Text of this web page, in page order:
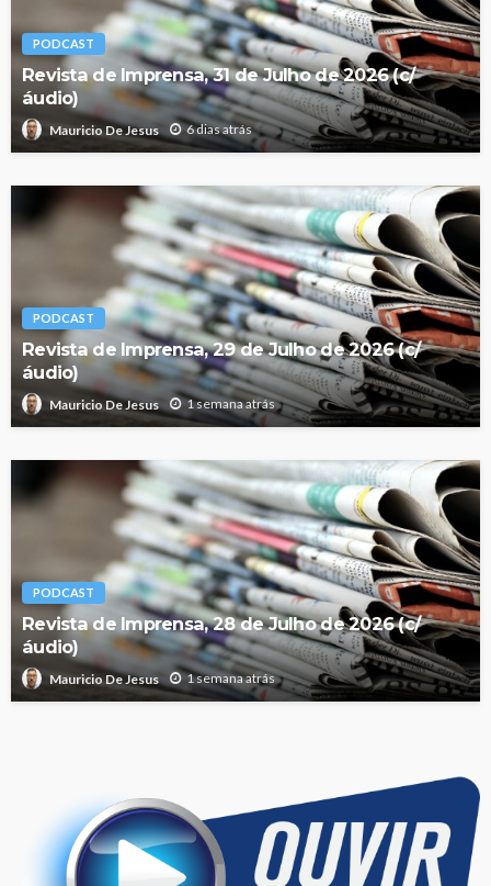
PODCAST
Revista de Imprensa, 31 de Julho de 2026 (c/
áudio)
Mauricio De Jesus 6 dias atrás
PODCAST
Revista de Imprensa, 29 de Julho de 2026 (c/
áudio)
Mauricio De Jesus 1 semana atrás
PODCAST
Revista de Imprensa, 28 de Julho de 2026 (c/
áudio)
Mauricio De Jesus 1 semana atrás